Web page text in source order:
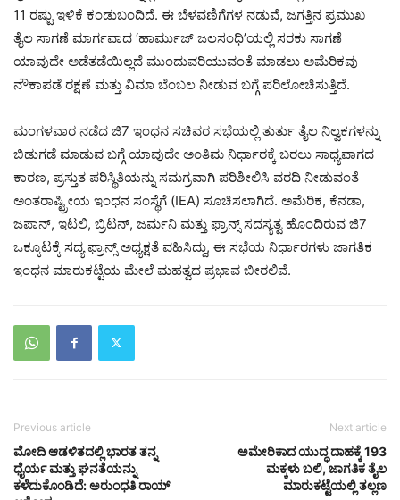
11 ರಷ್ಟು ಇಳಿಕೆ ಕಂಡುಬಂದಿದೆ. ಈ ಬೆಳವಣಿಗೆಗಳ ನಡುವೆ, ಜಗತ್ತಿನ ಪ್ರಮುಖ
ತೈಲ ಸಾಗಣೆ ಮಾರ್ಗವಾದ ‘ಹಾರ್ಮುಜ್ ಜಲಸಂಧಿ’ಯಲ್ಲಿ ಸರಕು ಸಾಗಣೆ
ಯಾವುದೇ ಅಡೆತಡೆಯಿಲ್ಲದೆ ಮುಂದುವರಿಯುವಂತೆ ಮಾಡಲು ಅಮೆರಿಕವು
ನೌಕಾಪಡೆ ರಕ್ಷಣೆ ಮತ್ತು ವಿಮಾ ಬೆಂಬಲ ನೀಡುವ ಬಗ್ಗೆ ಪರಿಲೋಚಿಸುತ್ತಿದೆ.
ಮಂಗಳವಾರ ನಡೆದ ಜಿ7 ಇಂಧನ ಸಚಿವರ ಸಭೆಯಲ್ಲಿ ತುರ್ತು ತೈಲ ನಿಲ್ವಕಗಳನ್ನು
ಬಿಡುಗಡೆ ಮಾಡುವ ಬಗ್ಗೆ ಯಾವುದೇ ಅಂತಿಮ ನಿರ್ಧಾರಕ್ಕೆ ಬರಲು ಸಾಧ್ಯವಾಗದ
ಕಾರಣ, ಪ್ರಸ್ತುತ ಪರಿಸ್ಥಿತಿಯನ್ನು ಸಮಗ್ರವಾಗಿ ಪರಿಶೀಲಿಸಿ ವರದಿ ನೀಡುವಂತೆ
ಅಂತರಾಷ್ಟ್ರೀಯ ಇಂಧನ ಸಂಸ್ಥೆಗೆ (IEA) ಸೂಚಿಸಲಾಗಿದೆ. ಅಮೆರಿಕ, ಕೆನಡಾ,
ಜಪಾನ್, ಇಟಲಿ, ಬ್ರಿಟನ್, ಜರ್ಮನಿ ಮತ್ತು ಫ್ರಾನ್ಸ್ ಸದಸ್ಯತ್ವ ಹೊಂದಿರುವ ಜಿ7
ಒಕ್ಕೂಟಕ್ಕೆ ಸದ್ಯ ಫ್ರಾನ್ಸ್ ಅಧ್ಯಕ್ಷತೆ ವಹಿಸಿದ್ದು, ಈ ಸಭೆಯ ನಿರ್ಧಾರಗಳು ಜಾಗತಿಕ
ಇಂಧನ ಮಾರುಕಟ್ಟೆಯ ಮೇಲೆ ಮಹತ್ವದ ಪ್ರಭಾವ ಬೀರಲಿವೆ.
Previous article
ಮೋದಿ ಆಡಳಿತದಲ್ಲಿ ಭಾರತ ತನ್ನ
ಧೈರ್ಯ ಮತ್ತು ಘನತೆಯನ್ನು
ಕಳೆದುಕೊಂಡಿದೆ: ಅರುಂಧತಿ ರಾಯ್
Next article
ಅಮೇರಿಕಾದ ಯುದ್ಧ ದಾಹಕ್ಕೆ 193
ಮಕ್ಕಳು ಬಲಿ, ಜಾಗತಿಕ ತೈಲ
ಮಾರುಕಟ್ಟೆಯಲ್ಲಿ ತಲ್ಲಣ